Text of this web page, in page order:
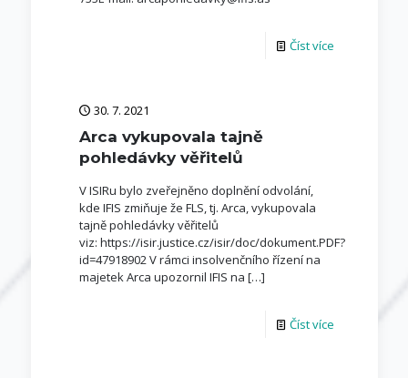
Číst více
30. 7. 2021
Arca vykupovala tajně
pohledávky věřitelů
V ISIRu bylo zveřejněno doplnění odvolání,
kde IFIS zmiňuje že FLS, tj. Arca, vykupovala
tajně pohledávky věřitelů
viz: https://isir.justice.cz/isir/doc/dokument.PDF?
id=47918902 V rámci insolvenčního řízení na
majetek Arca upozornil IFIS na […]
Číst více